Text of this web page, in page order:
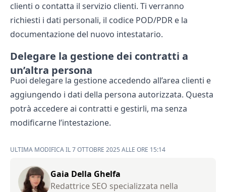
clienti o contatta il servizio clienti. Ti verranno
richiesti i dati personali, il codice POD/PDR e la
documentazione del nuovo intestatario.
Delegare la gestione dei contratti a
un’altra persona
Puoi delegare la gestione accedendo all’area clienti e
aggiungendo i dati della persona autorizzata. Questa
potrà accedere ai contratti e gestirli, ma senza
modificarne l’intestazione.
ULTIMA MODIFICA IL 7 OTTOBRE 2025 ALLE ORE 15:14
Gaia Della Ghelfa
Redattrice SEO specializzata nella